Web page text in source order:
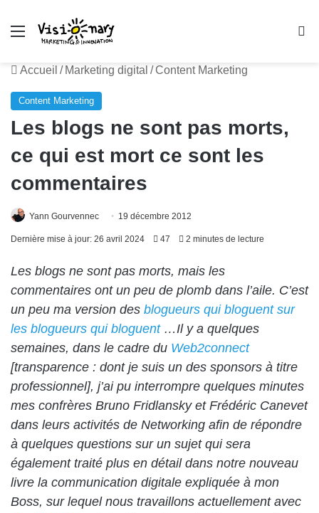
Menu
Accueil / Marketing digital /Content Marketing
Content Marketing
Les blogs ne sont pas morts,
ce qui est mort ce sont les
commentaires
Yann Gourvennec 19 décembre 2012
Dernière mise à jour: 26 avril 2024 47 2 minutes de lecture
Les blogs ne sont pas morts, mais les
commentaires ont un peu de plomb dans l’aile. C’est
un peu ma version des blogueurs qui bloguent sur
les blogueurs qui bloguent…Il y a quelques
semaines, dans le cadre du Web2connect
[transparence : dont je suis un des sponsors à titre
professionnel], j’ai pu interrompre quelques minutes
mes confrères Bruno Fridlansky et Frédéric Canevet
dans leurs activités de Networking afin de répondre
à quelques questions sur un sujet qui sera
également traité plus en détail dans notre nouveau
livre la communication digitale expliquée à mon
Boss, sur lequel nous travaillons actuellement avec